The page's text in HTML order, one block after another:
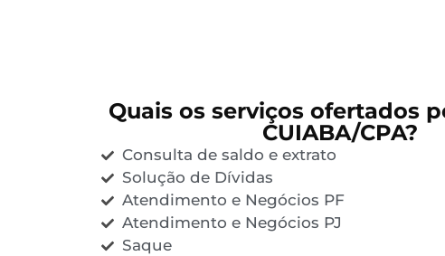
Quais os serviços ofertados
CUIABA/CPA?
Consulta de saldo e extrato
Solução de Dívidas
Atendimento e Negócios PF
Atendimento e Negócios PJ
Saque